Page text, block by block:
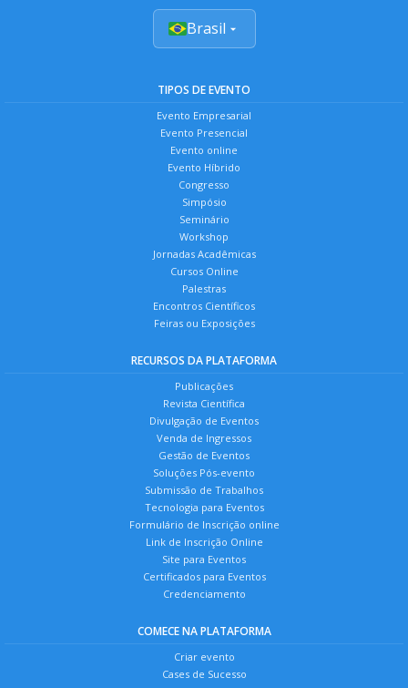
Brasil
TIPOS DE EVENTO
Evento Empresarial
Evento Presencial
Evento online
Evento Híbrido
Congresso
Simpósio
Seminário
Workshop
Jornadas Acadêmicas
Cursos Online
Palestras
Encontros Científicos
Feiras ou Exposições
RECURSOS DA PLATAFORMA
Publicações
Revista Científica
Divulgação de Eventos
Venda de Ingressos
Gestão de Eventos
Soluções Pós-evento
Submissão de Trabalhos
Tecnologia para Eventos
Formulário de Inscrição online
Link de Inscrição Online
Site para Eventos
Certificados para Eventos
Credenciamento
COMECE NA PLATAFORMA
Criar evento
Cases de Sucesso